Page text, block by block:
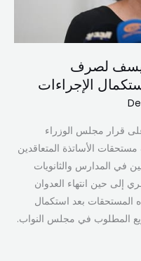
لصرف
الإجراءات
على قرار مجلس الوزراء
الأساتذة المتعاقدين
في المدارس والثانويات
إلى حين انتهاء العدوان
المستحقات بعد استكمال
المطلوب في مجلس النواب.